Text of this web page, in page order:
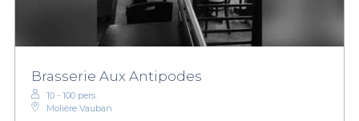
Brasserie Aux Antipodes
10 - 100 pers.
Molière Vauban